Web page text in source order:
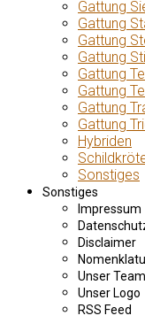
Gattung
Gattung
Gattung
Gattung
Gattung
Gattung
Gattung
Gattung
Hybriden
Sonstiges
Sonstiges
Impressum
Disclaimer
Unser Team
Unser Logo
RSS Feed